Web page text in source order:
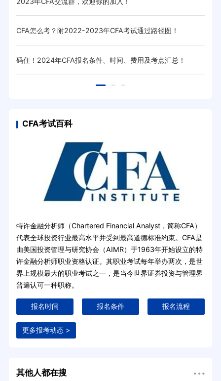
CFA怎么考？附2022-2023年CFA考试通过路径图！
码住！2024年CFA报名条件、时间、费用及考点汇总！
CFA考试百科
特许金融分析师（Chartered Financial Analyst，简称CFA）
代表全球投资行业最高水平并受到最高道德标准约束。CFA是
由美国投资管理与研究协会（AIMR）于1963年开始设立的特
许金融分析师职业资格认证。其职业考试每年举办两次，是世
界上规模最大的职业考试之一，是当今世界证券投资与管理界
普遍认可一种职称。
报名时间 报名条件 报名流程
更多报考动态 >
其他人都在搜